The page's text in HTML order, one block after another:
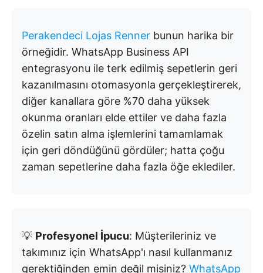
Perakendeci Lojas Renner bunun harika bir
örneğidir. WhatsApp Business API
entegrasyonu ile terk edilmiş sepetlerin geri
kazanılmasını otomasyonla gerçekleştirerek,
diğer kanallara göre %70 daha yüksek
okunma oranları elde ettiler ve daha fazla
özelin satın alma işlemlerini tamamlamak
için geri döndüğünü gördüler; hatta çoğu
zaman sepetlerine daha fazla öğe eklediler.
💡 Profesyonel İpucu: Müşterileriniz ve
takımınız için WhatsApp'ı nasıl kullanmanız
gerektiğinden emin değil misiniz? WhatsApp